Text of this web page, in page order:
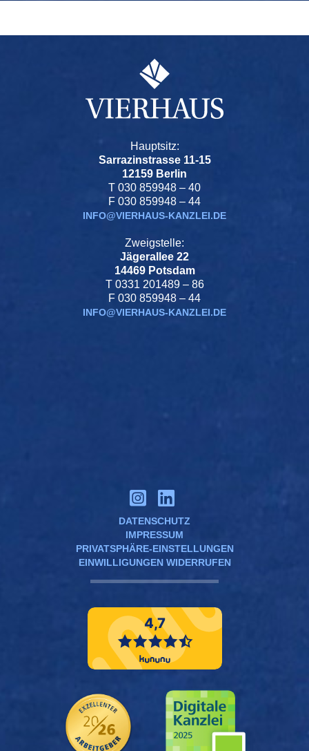
Hauptsitz:
Sarrazinstrasse 11-15
12159 Berlin
T 030 859948 – 40
F 030 859948 – 44
INFO@VIERHAUS-KANZLEI.DE
Zweigstelle:
Jägerallee 22
14469 Potsdam
T 0331 201489 – 86
F 030 859948 – 44
INFO@VIERHAUS-KANZLEI.DE
DATENSCHUTZ
IMPRESSUM
PRIVATSPHÄRE-EINSTELLUNGEN
EINWILLIGUNGEN WIDERRUFEN